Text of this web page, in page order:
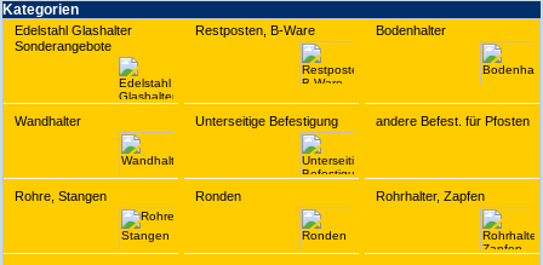
Kate­gorien
Edelstahl Glashalter
Sonderangebote
Restposten, B-Ware Bodenhalter
Wandhalter Unterseitige Befestigung andere Befest. für Pfosten
Rohre, Stangen Ronden Rohrhalter, Zapfen